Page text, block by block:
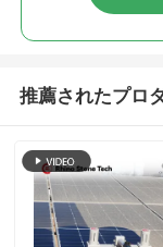
推薦されたプロ